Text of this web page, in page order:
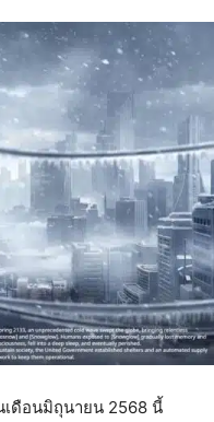
เดือนมิถุนายน 2568 นี้